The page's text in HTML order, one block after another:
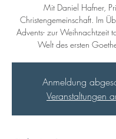
Mit Daniel Hafner,
Christengemeinschaft. Im
Advents- zur Weihnachtzeit
Welt des ersten
Anmeldung
Veranstaltungen